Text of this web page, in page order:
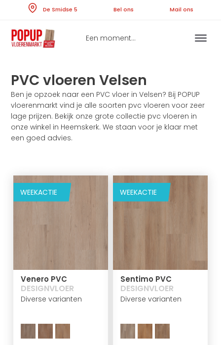
content
De Smidse 5
Een moment...
PVC vloeren Velsen
Ben je opzoek naar een PVC vloer in Velsen? Bij POPUP
vloerenmarkt vind je alle soorten pvc vloeren voor zeer
lage prijzen. Bekijk onze grote collectie pvc vloeren in
onze winkel in Heemskerk. We staan voor je klaar met
een goed advies.
WEEKACTIE
Venero PVC
DESIGNVLOER
Diverse varianten
WEEKACTIE
Sentimo PVC
DESIGNVLOER
Diverse varianten